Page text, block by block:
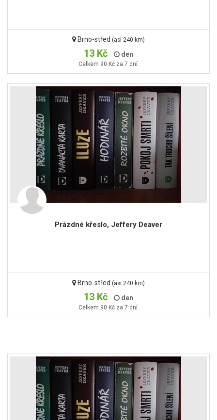
Brno-střed (asi 240 km)
13 Kč den
Celkem 90 Kč za 7 dní.
Prázdné křeslo, Jeffery Deaver
Brno-střed (asi 240 km)
13 Kč den
Celkem 90 Kč za 7 dní.